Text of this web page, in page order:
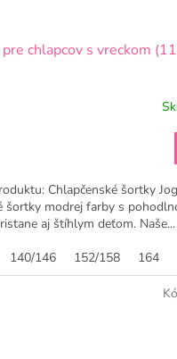
chlapcov s vreckom
Chlapčenské šortky
šortky modrej farby s
aj štíhlym deťom. Naše...
140/146 152/158 164